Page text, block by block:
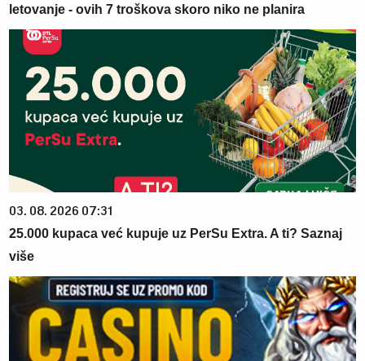
letovanje - ovih 7 troškova skoro niko ne planira
03. 08. 2026 07:31
25.000 kupaca već kupuje uz PerSu Extra. A ti? Saznaj
više